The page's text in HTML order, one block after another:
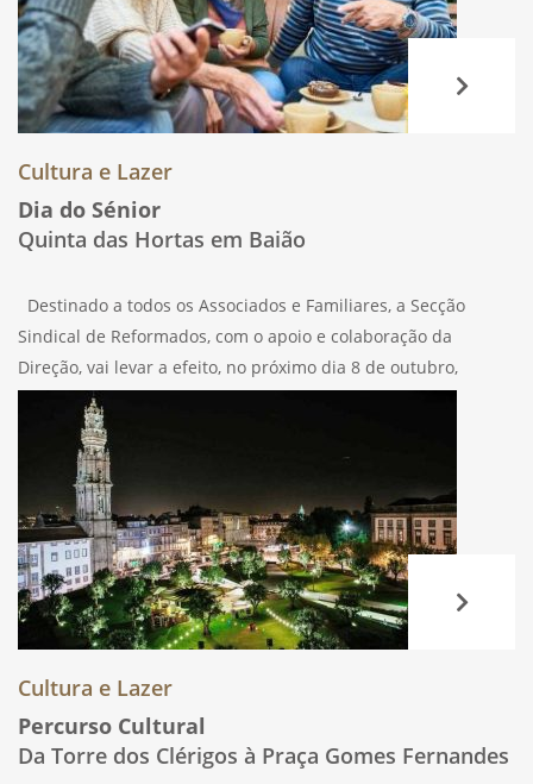
Cultura e Lazer
Dia do Sénior
Quinta das Hortas em Baião
Destinado a todos os Associados e Familiares, a Secção
Sindical de Reformados, com o apoio e colaboração da
Direção, vai levar a efeito, no próximo dia 8 de outubro,
sábado, em Valadares, Baião, na “Quinta & Casa das Hortas”,
Cultura e Lazer
Percurso Cultural
Da Torre dos Clérigos à Praça Gomes Fernandes